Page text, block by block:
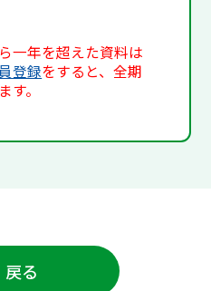
一年を超えた資料は
登録をすると、全期
。
戻る